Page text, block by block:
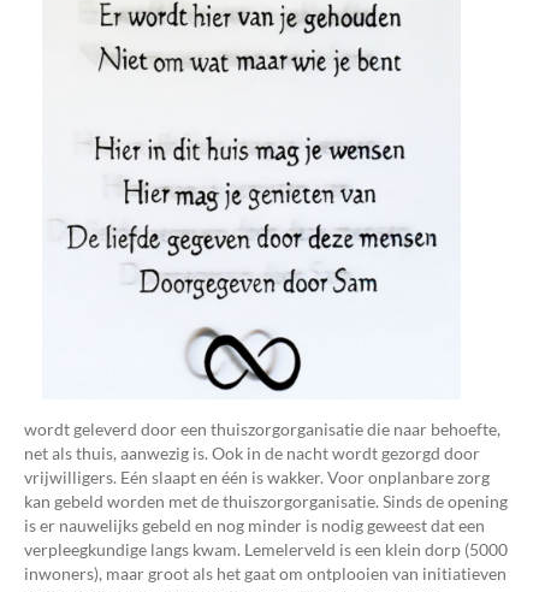
wordt geleverd door een thuiszorgorganisatie die naar behoefte,
net als thuis, aanwezig is. Ook in de nacht wordt gezorgd door
vrijwilligers. Eén slaapt en één is wakker. Voor onplanbare zorg
kan gebeld worden met de thuiszorgorganisatie. Sinds de opening
is er nauwelijks gebeld en nog minder is nodig geweest dat een
verpleegkundige langs kwam. Lemelerveld is een klein dorp (5000
inwoners), maar groot als het gaat om ontplooien van initiatieven